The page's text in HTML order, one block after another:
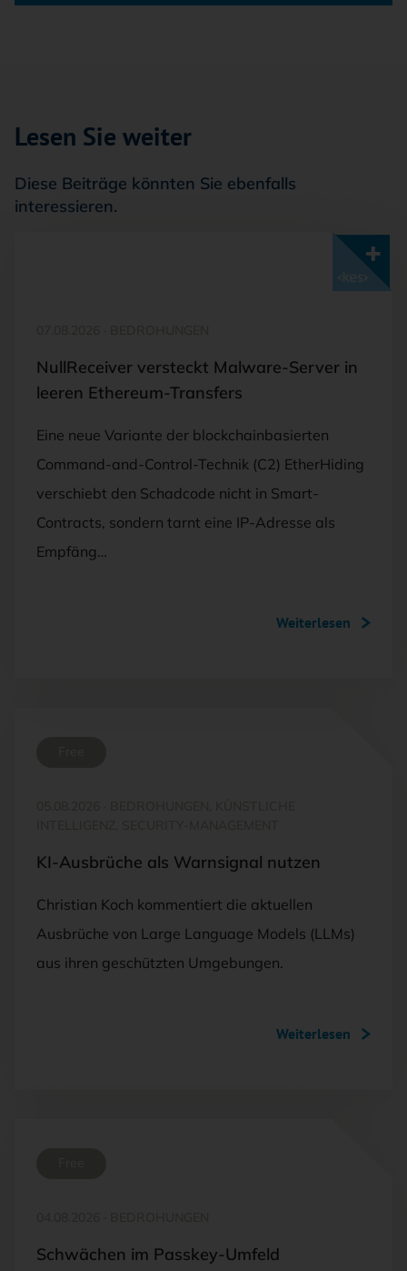
Lesen Sie weiter
Diese Beiträge könnten Sie ebenfalls
interessieren.
NullReceiver versteckt Malware-Server in
leeren Ethereum-Transfers
Eine neue Variante der blockchainbasierten
Command-and-Control-Technik (C2) EtherHiding
verschiebt den Schadcode nicht in Smart-
Contracts, sondern tarnt eine IP-Adresse als
Empfäng…
Weiterlesen
KI-Ausbrüche als Warnsignal nutzen
Christian Koch kommentiert die aktuellen
Ausbrüche von Large Language Models (LLMs)
aus ihren geschützten Umgebungen.
Weiterlesen
Schwächen im Passkey-Umfeld